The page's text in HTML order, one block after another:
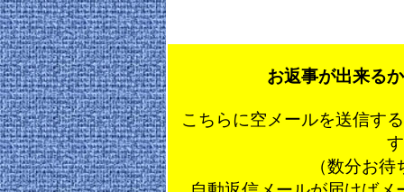
お返事が出来る
こちらに空メールを送信す
（数分お